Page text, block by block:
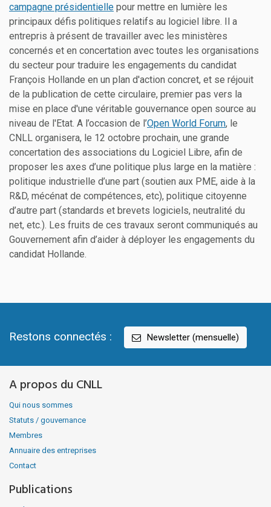
campagne présidentielle pour mettre en lumière les
principaux défis politiques relatifs au logiciel libre. Il a
entrepris à présent de travailler avec les ministères
concernés et en concertation avec toutes les organisations
du secteur pour traduire les engagements du candidat
François Hollande en un plan d'action concret, et se réjouit
de la publication de cette circulaire, premier pas vers la
mise en place d'une véritable gouvernance open source au
niveau de l'Etat. A l’occasion de l’Open World Forum, le
CNLL organisera, le 12 octobre prochain, une grande
concertation des associations du Logiciel Libre, afin de
proposer les axes d’une politique plus large en la matière :
politique industrielle d’une part (soutien aux PME, aide à la
R&D, mécénat de compétences, etc), politique citoyenne
d’autre part (standards et brevets logiciels, neutralité du
net, etc.). Les fruits de ces travaux seront communiqués au
Gouvernement afin d’aider à déployer les engagements du
candidat Hollande.
Restons connectés : Newsletter (mensuelle)
A propos du CNLL
Qui nous sommes
Statuts / gouvernance
Membres
Annuaire des entreprises
Contact
Publications